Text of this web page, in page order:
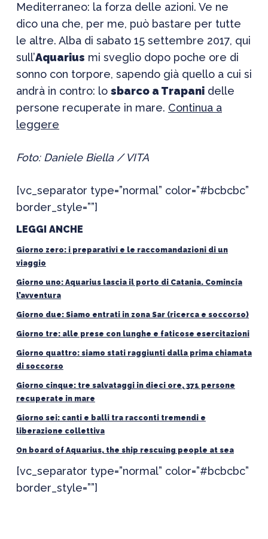
Mediterraneo: la forza delle azioni. Ve ne
dico una che, per me, può bastare per tutte
le altre. Alba di sabato 15 settembre 2017, qui
sull’Aquarius mi sveglio dopo poche ore di
sonno con torpore, sapendo già quello a cui si
andrà in contro: lo sbarco a Trapanidelle
persone recuperate in mare. Continua a
leggere
Foto: Daniele Biella / VITA
[vc_separator type=”normal” color=”#bcbcbc”
border_style=””]
LEGGI ANCHE
Giorno zero: i preparativi e le raccomandazioni di un
viaggio
Giorno uno: Aquarius lascia il porto di Catania. Comincia
l’avventura
Giorno due: Siamo entrati in zona Sar (ricerca e soccorso)
Giorno tre: alle prese con lunghe e faticose esercitazioni
Giorno quattro: siamo stati raggiunti dalla prima chiamata
di soccorso
Giorno cinque: tre salvataggi in dieci ore, 371 persone
recuperate in mare
Giorno sei: canti e balli tra racconti tremendi e
liberazione collettiva
On board of Aquarius, the ship rescuing people at sea
[vc_separator type=”normal” color=”#bcbcbc”
border_style=””]